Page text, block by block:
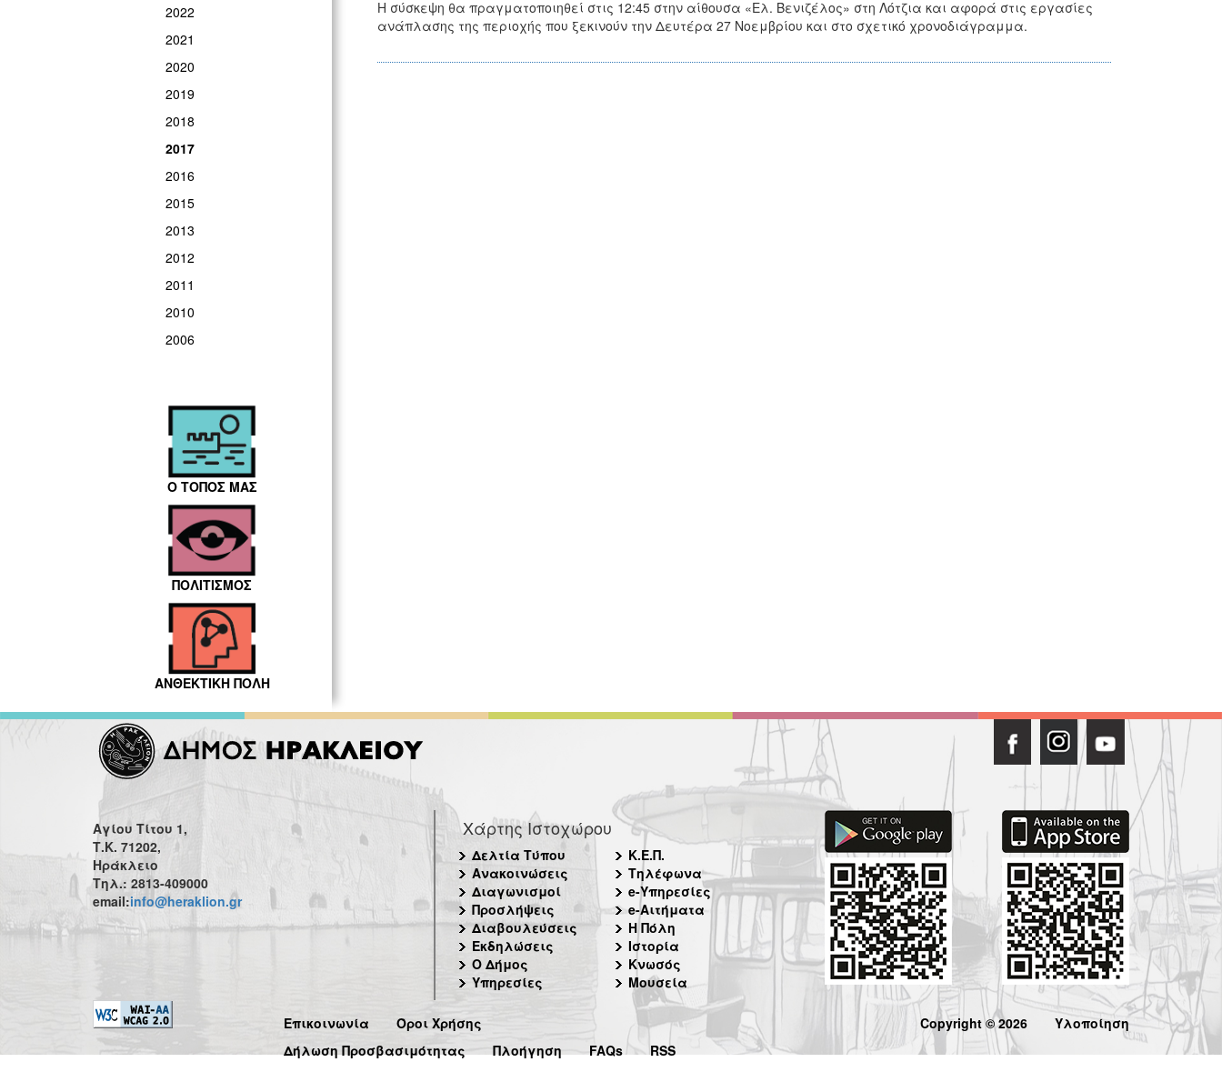
2022
2021
2020
2019
2018
2017
2016
2015
2013
2012
2011
2010
2006
Ο ΤΟΠΟΣ ΜΑΣ
ΠΟΛΙΤΙΣΜΟΣ
ΑΝΘΕΚΤΙΚΗ ΠΟΛΗ
Η σύσκεψη θα πραγματοποιηθεί στις 12:45 στην αίθουσα «Ελ. Βενιζέλος» στη Λότζια και αφορά στις εργασίες
ανάπλασης της περιοχής που ξεκινούν την Δευτέρα 27 Νοεμβρίου και στο σχετικό χρονοδιάγραμμα.
Αγίου Τίτου 1,
Τ.Κ. 71202,
Ηράκλειο
Τηλ.: 2813-409000
email:info@heraklion.gr
Χάρτης Ιστοχώρου
Δελτία Τύπου
Ανακοινώσεις
Διαγωνισμοί
Προσλήψεις
Διαβουλεύσεις
Εκδηλώσεις
Ο Δήμος
Υπηρεσίες
Κ.Ε.Π.
Τηλέφωνα
e-Υπηρεσίες
e-Αιτήματα
Η Πόλη
Ιστορία
Κνωσός
Μουσεία
Επικοινωνία
Όροι Χρήσης
Δήλωση Προσβασιμότητας
Πλοήγηση FAQs RSS
Copyright © 2026 Υλοποίηση